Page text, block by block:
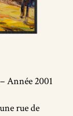
Année 2001
rue de